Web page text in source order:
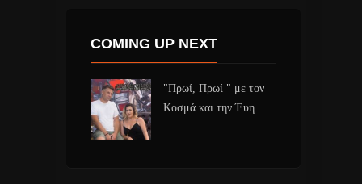
COMING UP NEXT
"Πρωί, Πρωί " με τον
Κοσμά και την Έυη